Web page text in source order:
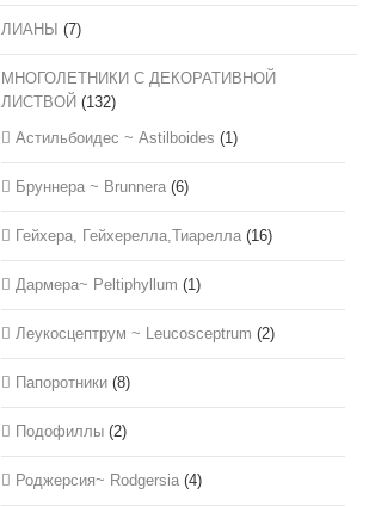
ЛИАНЫ (7)
МНОГОЛЕТНИКИ С ДЕКОРАТИВНОЙ
ЛИСТВОЙ (132)
Астильбоидес ~ Astilboides (1)
Бруннера ~ Brunnera (6)
Гейхера, Гейхерелла,Тиарелла (16)
Дармера~ Peltiphyllum (1)
Леукосцептрум ~ Leucosceptrum (2)
Папоротники (8)
Подофиллы (2)
Роджерсия~ Rodgersia (4)